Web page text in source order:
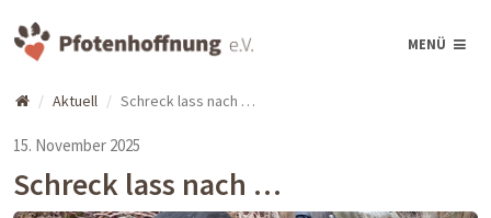
MENÜ
Aktuell Schreck lass nach …
15. November 2025
Schreck lass nach …